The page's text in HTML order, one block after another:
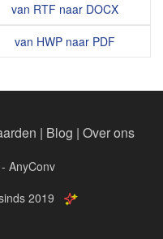
van RTF naar DOCX
van HWP naar PDF
| Blog | Over ons
AnyConv
2019